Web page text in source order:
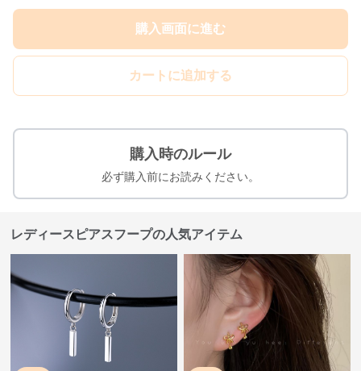
購入画面に進む
カートに追加する
購入時のルール
必ず購入前にお読みください。
レディースピアスフープの人気アイテム